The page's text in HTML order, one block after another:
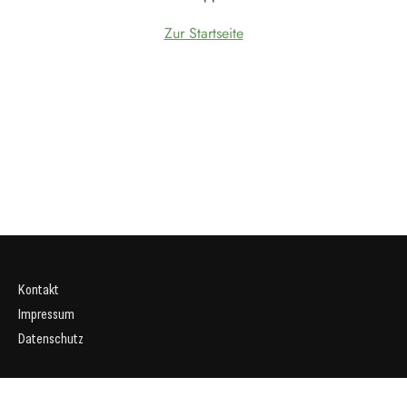
Zur Startseite
Kontakt
Impressum
Datenschutz